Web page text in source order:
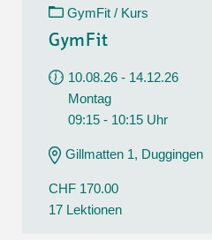
GymFit / Kurs
GymFit
10.08.26 - 14.12.26
Montag
09:15 - 10:15 Uhr
Gillmatten 1, Duggingen
CHF 170.00
17 Lektionen